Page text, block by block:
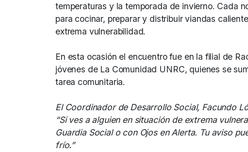
temperaturas y la temporada de invierno. Cada
para cocinar, preparar y distribuir viandas
extrema vulnerabilidad.
En esta ocasión el encuentro fue en la filial de
jóvenes de La Comunidad UNRC, quienes se
tarea comunitaria.
El Coordinador de Desarrollo Social, Facundo
“Si ves a alguien en situación de extrema
Guardia Social o con Ojos en Alerta. Tu aviso
frío.”